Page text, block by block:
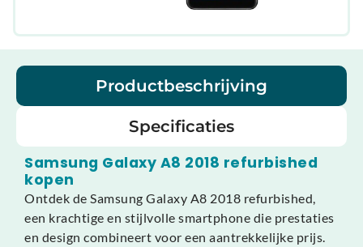
Productbeschrijving
Specificaties
Samsung Galaxy A8 2018 refurbished
kopen
Ontdek de Samsung Galaxy A8 2018 refurbished,
een krachtige en stijlvolle smartphone die prestaties
en design combineert voor een aantrekkelijke prijs.